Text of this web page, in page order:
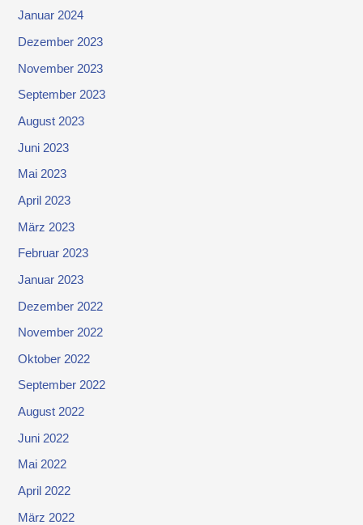
Januar 2024
Dezember 2023
November 2023
September 2023
August 2023
Juni 2023
Mai 2023
April 2023
März 2023
Februar 2023
Januar 2023
Dezember 2022
November 2022
Oktober 2022
September 2022
August 2022
Juni 2022
Mai 2022
April 2022
März 2022